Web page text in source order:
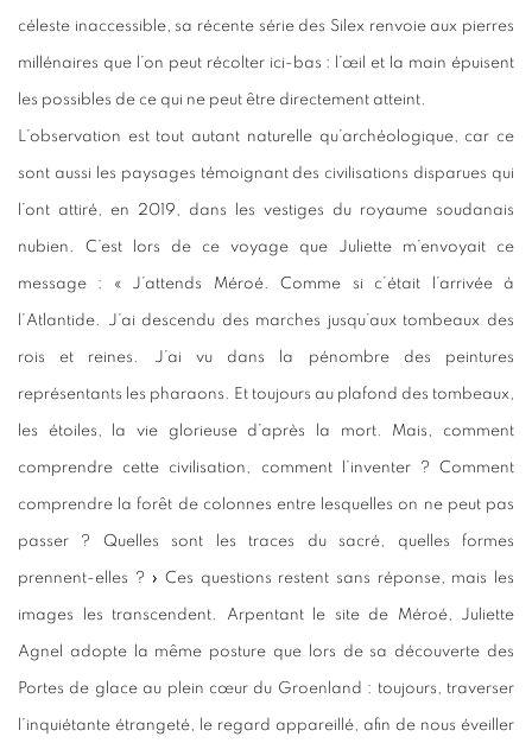
céleste inaccessible, sa récente série des Silex renvoie aux pierres
millénaires que l’on peut récolter ici-bas : l’œil et la main épuisent
les possibles de ce qui ne peut être directement atteint.
L’observation est tout autant naturelle qu’archéologique, car ce
sont aussi les paysages témoignant des civilisations disparues qui
l’ont attiré, en 2019, dans les vestiges du royaume soudanais
nubien. C’est lors de ce voyage que Juliette m’envoyait ce
message : « J’attends Méroé. Comme si c’était l’arrivée à
l’Atlantide. J’ai descendu des marches jusqu’aux tombeaux des
rois et reines. J’ai vu dans la pénombre des peintures
représentants les pharaons. Et toujours au plafond des tombeaux,
les étoiles, la vie glorieuse d’après la mort. Mais, comment
comprendre cette civilisation, comment l’inventer ? Comment
comprendre la forêt de colonnes entre lesquelles on ne peut pas
passer ? Quelles sont les traces du sacré, quelles formes
prennent-elles ? » Ces questions restent sans réponse, mais les
images les transcendent. Arpentant le site de Méroé, Juliette
Agnel adopte la même posture que lors de sa découverte des
Portes de glace au plein cœur du Groenland : toujours, traverser
l’inquiétante étrangeté, le regard appareillé, afin de nous éveiller